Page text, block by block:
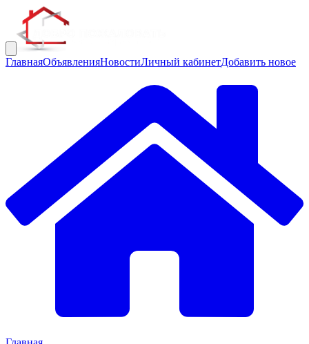
ГлавнаяОбъявленияНовостиЛичный кабинетДобавить новое